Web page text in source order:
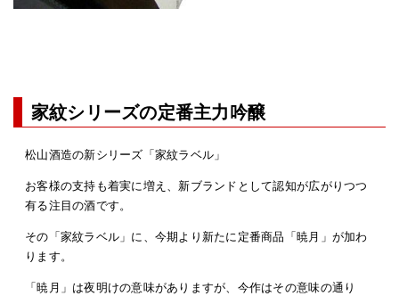
家紋シリーズの定番主力吟醸
松山酒造の新シリーズ「家紋ラベル」
お客様の支持も着実に増え、新ブランドとして認知が広がりつつ
有る注目の酒です。
その「家紋ラベル」に、今期より新たに定番商品「暁月」が加わ
ります。
「暁月」は夜明けの意味がありますが、今作はその意味の通り